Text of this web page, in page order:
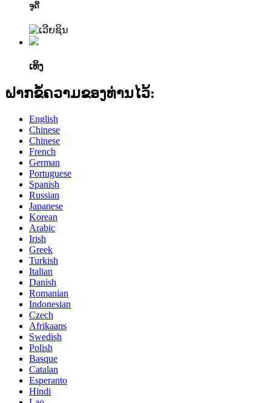
ຈູດີ
ເທິງ
ຝາກຂໍ້ຄວາມຂອງທ່ານໄວ້:
English
Chinese
Chinese
French
German
Portuguese
Spanish
Russian
Japanese
Korean
Arabic
Irish
Greek
Turkish
Italian
Danish
Romanian
Indonesian
Czech
Afrikaans
Swedish
Polish
Basque
Catalan
Esperanto
Hindi